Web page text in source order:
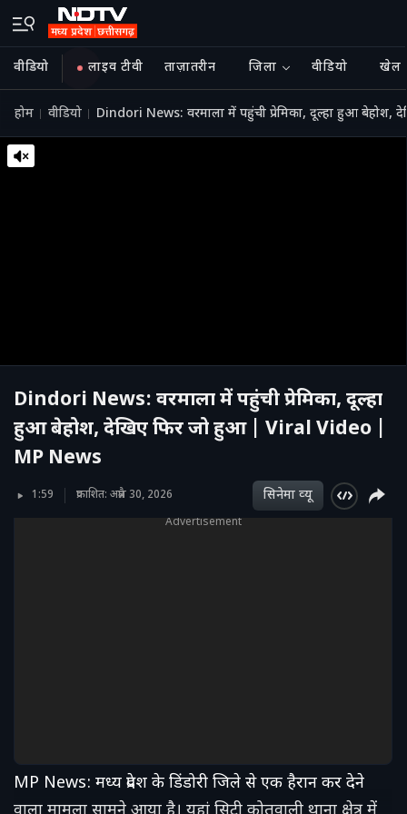
वीडियो लाइव टीवी ताज़ातरीन जिला वीडियो खेल
होम वीडियो Dindori News: वरमाला में पहुंची प्रेमिका, दूल्हा हुआ
Dindori News: वरमाला में पहुंची प्रेमिका, दूल्हा
हुआ बेहोश, देखिए फिर जो हुआ | Viral Video |
MP News
1:59 प्रकाशित: अप्रैल 30, 2026 सिनेमा व्‍यू
Advertisement
MP News: मध्य प्रदेश के डिंडोरी जिले से एक हैरान कर देने